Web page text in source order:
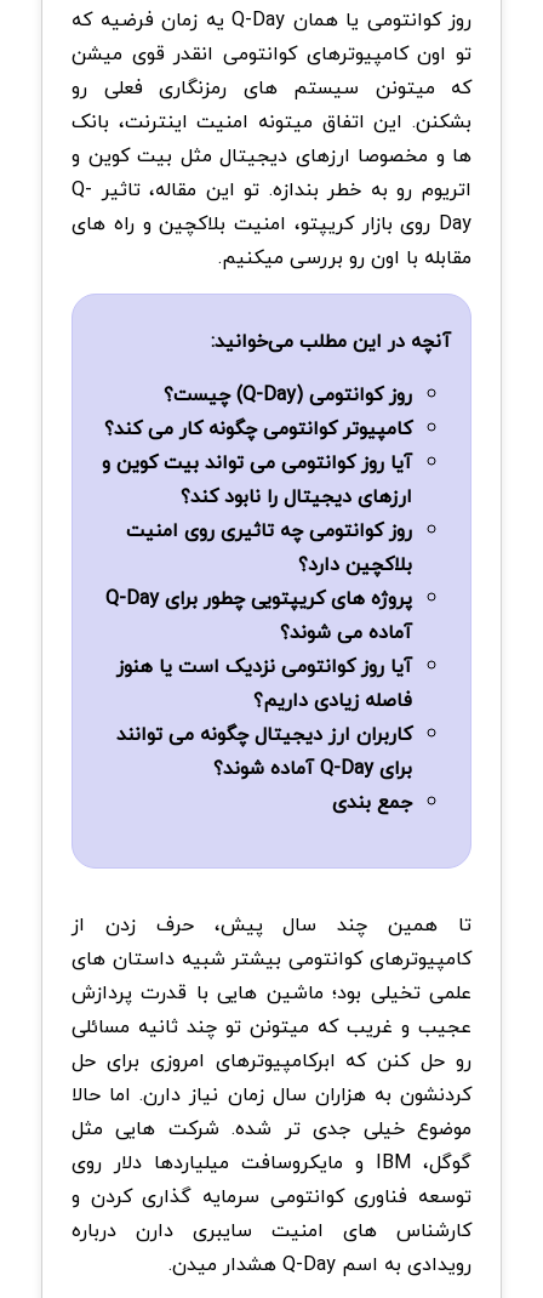
روز کوانتومی یا همان Q-Day یه زمان فرضیه که
تو اون کامپیوترهای کوانتومی انقدر قوی میشن
که میتونن سیستم های رمزنگاری فعلی رو
بشکنن. این اتفاق میتونه امنیت اینترنت، بانک
ها و مخصوصا ارزهای دیجیتال مثل بیت کوین و
اتریوم رو به خطر بندازه. تو این مقاله، تاثیر Q-
Day روی بازار کریپتو، امنیت بلاکچین و راه های
مقابله با اون رو بررسی میکنیم.
آنچه در این مطلب می‌خوانید:
روز کوانتومی (Q-Day) چیست؟
کامپیوتر کوانتومی چگونه کار می کند؟
آیا روز کوانتومی می تواند بیت کوین و
ارزهای دیجیتال را نابود کند؟
روز کوانتومی چه تاثیری روی امنیت
بلاکچین دارد؟
پروژه های کریپتویی چطور برای Q-Day
آماده می شوند؟
آیا روز کوانتومی نزدیک است یا هنوز
فاصله زیادی داریم؟
کاربران ارز دیجیتال چگونه می توانند
برای Q-Day آماده شوند؟
جمع بندی
تا همین چند سال پیش، حرف زدن از
کامپیوترهای کوانتومی بیشتر شبیه داستان های
علمی تخیلی بود؛ ماشین هایی با قدرت پردازش
عجیب و غریب که میتونن تو چند ثانیه مسائلی
رو حل کنن که ابرکامپیوترهای امروزی برای حل
کردنشون به هزاران سال زمان نیاز دارن. اما حالا
موضوع خیلی جدی تر شده. شرکت هایی مثل
گوگل، IBM و مایکروسافت میلیاردها دلار روی
توسعه فناوری کوانتومی سرمایه گذاری کردن و
کارشناس های امنیت سایبری دارن درباره
رویدادی به اسم Q-Day هشدار میدن.